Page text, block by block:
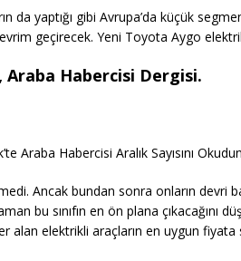
da yaptığı gibi Avrupa’da küçük
evrim geçirecek. Yeni Toyota Aygo
Habercisi Dergisi.
Araba Habercisi Aralık Sayısını
Ancak bundan sonra onların devri
bu sınıfın en ön plana çıkacağını
alan elektrikli araçların en uygun fiyata